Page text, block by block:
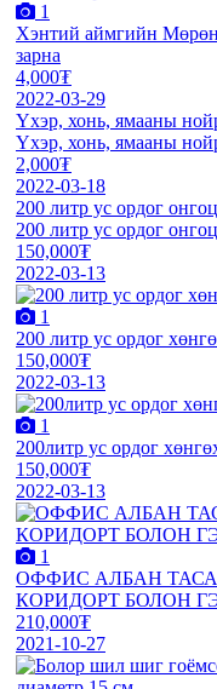
1
Хэнтий аймгийн Мөрөн
зарна
4,000₮
2022-03-29
Үхэр, хонь, ямааны
Үхэр, хонь, ямааны
2,000₮
2022-03-18
200 литр ус ордог
200 литр ус ордог
150,000₮
2022-03-13
1
200 литр ус ордог
150,000₮
2022-03-13
1
200литр ус ордог
150,000₮
2022-03-13
1
ОФФИС АЛБАН
КОРИДОРТ БОЛОН
210,000₮
2021-10-27